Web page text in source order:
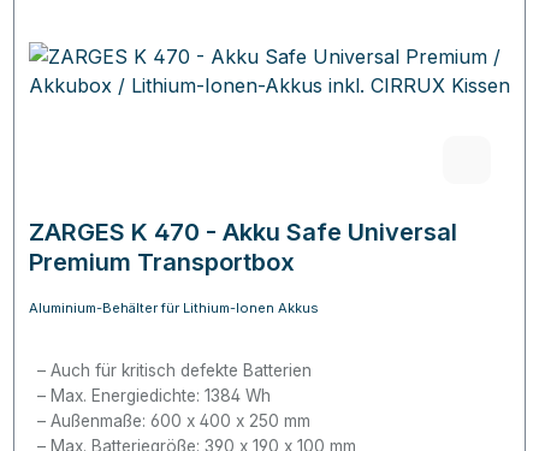
ZARGES K 470 - Akku Safe Universal
Premium Transportbox
Aluminium-Behälter für Lithium-Ionen Akkus
Auch für kritisch defekte Batterien
Max. Energiedichte: 1384 Wh
Außenmaße: 600 x 400 x 250 mm
Max. Batteriegröße: 390 x 190 x 100 mm